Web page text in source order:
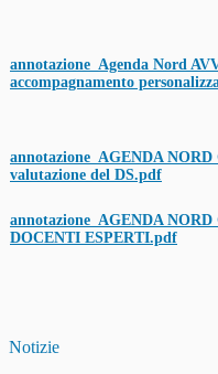
annotazione_Agenda Nord
accompagnamento
annotazione_AGENDA
valutazione del DS.pdf
annotazione_AGENDA
DOCENTI ESPERTI.pdf
Notizie